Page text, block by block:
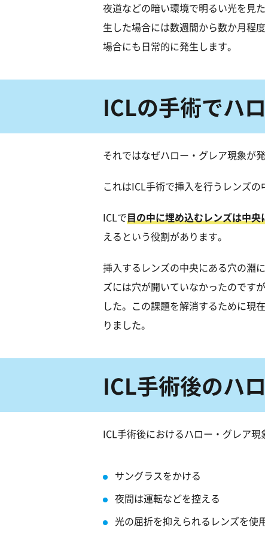
夜道などの暗い環境で明るい光を見
生した場合には数週間から数か月程
場合にも日常的に発生します。
ICLの手術でハ
それではなぜハロー・グレア現象が
これはICL手術で挿入を行うレンズの
ICLで目の中に埋め込むレンズは中
えるという役割があります。
挿入するレンズの中央にある穴の淵
ズには穴が開いていなかったのです
した。この課題を解消するために現
りました。
ICL手術後のハ
ICL手術後におけるハロー・グレア
サングラスをかける
夜間は運転などを控える
光の屈折を抑えられるレンズを使